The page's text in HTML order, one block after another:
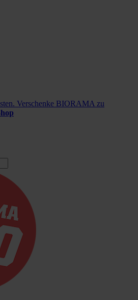
Verschenke BIORAMA zu